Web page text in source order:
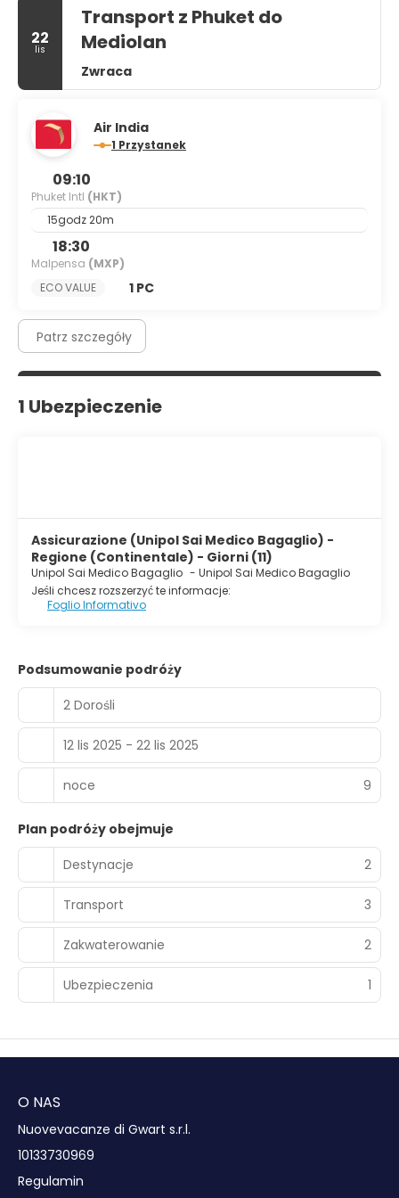
22
lis
Transport z Phuket do
Mediolan
Zwraca
Air India
1 Przystanek
09:10
Phuket Intl (HKT)
15godz 20m
18:30
Malpensa (MXP)
ECO VALUE
1 PC
Patrz szczegóły
1 Ubezpieczenie
Assicurazione (Unipol Sai Medico Bagaglio) -
Regione (Continentale) - Giorni (11)
Unipol Sai Medico Bagaglio - Unipol Sai Medico Bagaglio
Jeśli chcesz rozszerzyć te informacje:
Foglio Informativo
Podsumowanie podróży
2 Dorośli
12 lis 2025 - 22 lis 2025
noce 9
Plan podróży obejmuje
Destynacje
2
Transport 3
Zakwaterowanie 2
Ubezpieczenia 1
O NAS
Nuovevacanze di Gwart s.r.l.
10133730969
Regulamin